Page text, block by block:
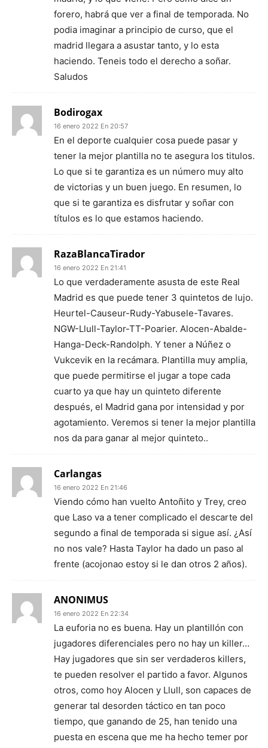
forero, habrá que ver a final de temporada. No
podia imaginar a principio de curso, que el
madrid llegara a asustar tanto, y lo esta
haciendo. Teneis todo el derecho a soñar.
Saludos
Bodirogax
16 enero 2022 En 20:57
En el deporte cualquier cosa puede pasar y
tener la mejor plantilla no te asegura los titulos.
Lo que si te garantiza es un número muy alto
de victorias y un buen juego. En resumen, lo
que si te garantiza es disfrutar y soñar con
títulos es lo que estamos haciendo.
RazaBlancaTirador
16 enero 2022 En 21:41
Lo que verdaderamente asusta de este Real
Madrid es que puede tener 3 quintetos de lujo.
Heurtel-Causeur-Rudy-Yabusele-Tavares.
NGW-Llull-Taylor-TT-Poarier. Alocen-Abalde-
Hanga-Deck-Randolph. Y tener a Núñez o
Vukcevik en la recámara. Plantilla muy amplia,
que puede permitirse el jugar a tope cada
cuarto ya que hay un quinteto diferente
después, el Madrid gana por intensidad y por
agotamiento. Veremos si tener la mejor plantilla
nos da para ganar al mejor quinteto..
Carlangas
16 enero 2022 En 21:46
Viendo cómo han vuelto Antoñito y Trey, creo
que Laso va a tener complicado el descarte del
segundo a final de temporada si sigue así. ¿Así
no nos vale? Hasta Taylor ha dado un paso al
frente (acojonao estoy si le dan otros 2 años).
ANONIMUS
16 enero 2022 En 22:34
La euforia no es buena. Hay un plantillón con
jugadores diferenciales pero no hay un killer…
Hay jugadores que sin ser verdaderos killers,
te pueden resolver el partido a favor. Algunos
otros, como hoy Alocen y Llull, son capaces de
generar tal desorden táctico en tan poco
tiempo, que ganando de 25, han tenido una
puesta en escena que me ha hecho temer por